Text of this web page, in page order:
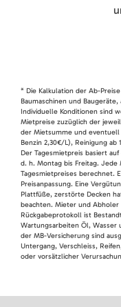
* Die Kalkulation der Ab-
Baumaschinen und
Individuelle Konditionen sind
Mietpreise zuzüglich der
der Mietsumme und eventuell
Benzin 2,30€/L), Reinigung
Der Tagesmietpreis basiert
d. h. Montag bis Freitag.
Tagesmietpreises berechnet.
Preisanpassung. Eine
Plattfüße, zerstörte Decken
beachten. Mieter und Abholer
Rückgabeprotokoll ist
Wartungsarbeiten Öl,
der MB-Versicherung sind
Untergang, Verschleiss,
oder vorsätzlicher